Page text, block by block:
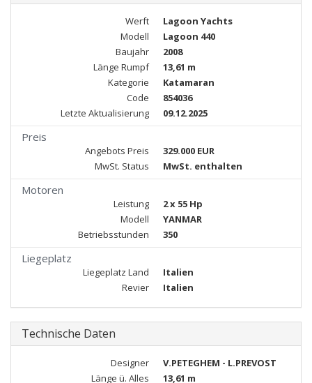
Werft
Lagoon Yachts
Modell
Lagoon 440
Baujahr
2008
Länge Rumpf
13,61 m
Kategorie
Katamaran
Code
854036
Letzte Aktualisierung
09.12.2025
Preis
Angebots Preis
329.000 EUR
MwSt. Status
MwSt. enthalten
Motoren
Leistung
2 x 55 Hp
Modell
YANMAR
Betriebsstunden
350
Liegeplatz
Liegeplatz Land
Italien
Revier
Italien
Technische Daten
Designer
V.PETEGHEM - L.PREVOST
Länge ü. Alles
13,61 m